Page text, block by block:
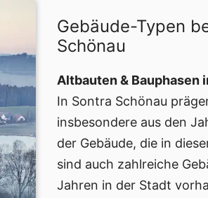
Gebäude-Typen
Schönau
Altbauten & Bauphasen
In Sontra Schönau
insbesondere aus den
der Gebäude, die in
sind auch zahlreiche
Jahren in der Stadt